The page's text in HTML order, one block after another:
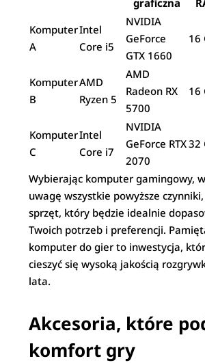
graficzna
Komputer
A
Intel
Core i5
NVIDIA
GeForce
GTX 1660
16
Komputer
B
AMD
Ryzen 5
AMD
Radeon RX
5700
16
Komputer
C
Intel
Core i7
NVIDIA
GeForce RTX
2070
32
Wybierając komputer gamingowy,
uwagę wszystkie powyższe
sprzęt, który będzie idealnie
Twoich potrzeb i preferencji.
komputer do gier to inwestycja,
cieszyć się wysoką jakością
lata.
Akcesoria, które
komfort gry